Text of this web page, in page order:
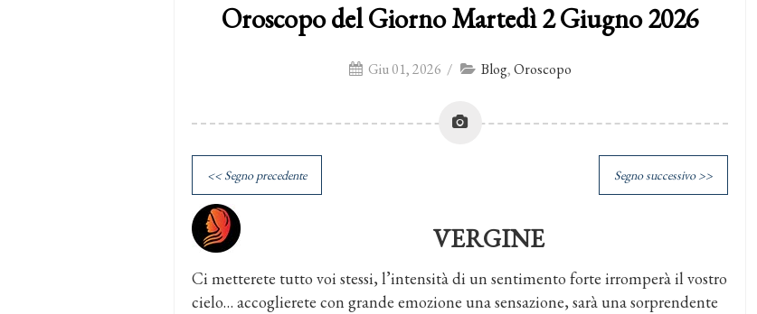
Oroscopo del Giorno Martedì 2 Giugno 2026
Giu 01, 2026 / Blog,Oroscopo
<< Segno precedente Segno successivo >>
VERGINE
Ci metterete tutto voi stessi, l’intensità di un sentimento forte irromperà il vostro
cielo… accoglierete con grande emozione una sensazione, sarà una sorprendente